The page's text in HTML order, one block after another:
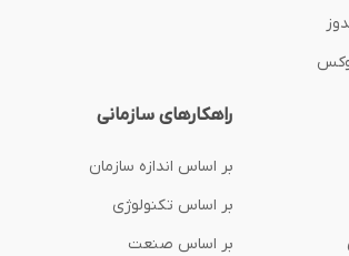
راهکارهای سازمانی
بر اساس اندازه سازمان
بر اساس تکنولوژی
بر اساس صنعت